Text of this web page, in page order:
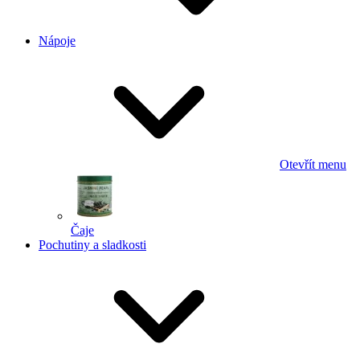
Nápoje
Otevřít menu
Čaje
Pochutiny a sladkosti